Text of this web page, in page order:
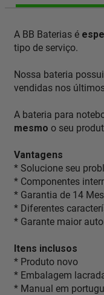
A BB Baterias é
tipo de serviço.
Nossa bateria possui
vendidas nos
A bateria para
mesmo o seu
Vantagens
* Solucione seu
* Componentes
* Garantia de 14
* Diferentes
* Garante maior
Itens inclusos
* Produto novo
* Embalagem
* Manual em